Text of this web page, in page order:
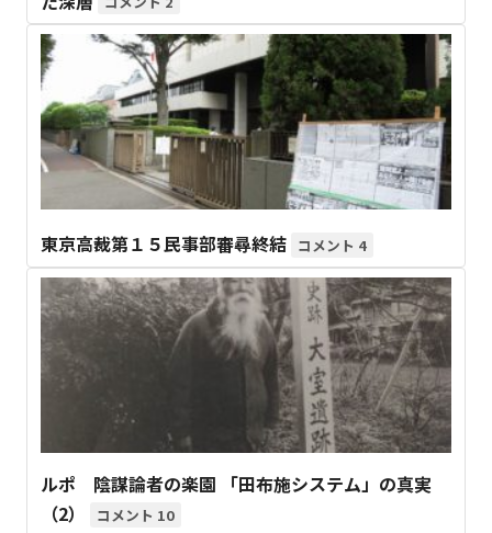
東京高裁第１５民事部審尋終結 4
ルポ 陰謀論者の楽園 「田布施システム」の真実
（2）
10